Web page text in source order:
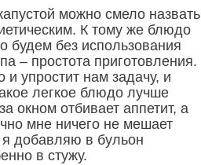
можно смело назвать
К тому же блюдо
будем без использования
– простота приготовления.
упростит нам задачу, и
легкое блюдо лучше
окном отбивает аппетит, а
мне ничего не мешает
я добавляю в бульон
в стужу.